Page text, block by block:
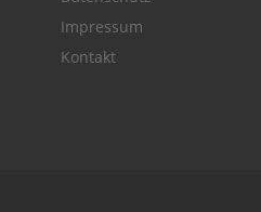
Impressum
Kontakt